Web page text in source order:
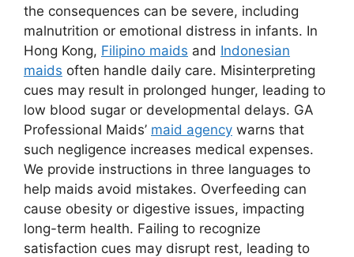
the consequences can be severe, including
malnutrition or emotional distress in infants. In
Hong Kong, Filipino maids and Indonesian
maids often handle daily care. Misinterpreting
cues may result in prolonged hunger, leading to
low blood sugar or developmental delays. GA
Professional Maids’ maid agency warns that
such negligence increases medical expenses.
We provide instructions in three languages to
help maids avoid mistakes. Overfeeding can
cause obesity or digestive issues, impacting
long-term health. Failing to recognize
satisfaction cues may disrupt rest, leading to